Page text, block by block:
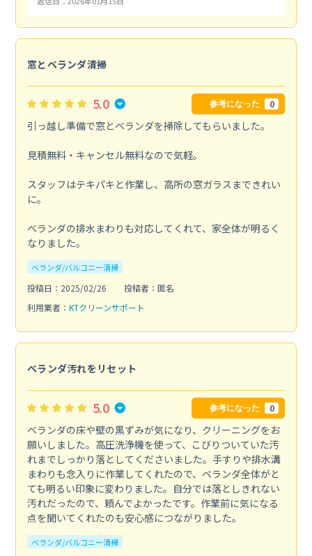
窓とベランダ清掃
5.0 参考になった 0
引っ越し準備で窓とベランダを掃除してもらいました。
見積無料・キャンセル無料なので気軽。
スタッフはテキパキと作業し、高所の窓ガラスまできれい
に。
ベランダの排水まわりも対応してくれて、家全体が明るく
なりました。
ベランダ/バルコニー清掃
投稿日：2025/02/26
投稿者：匿名
利用業者： KTクリーンサポート
ベランダ汚れをリセット
5.0 参考になった 0
ベランダの床や壁の黒ずみが気になり、クリーニングをお
願いしました。高圧洗浄機を使って、こびりついていた汚
れまでしっかり落としてくださいました。手すりや排水溝
まわりも念入りに作業してくれたので、ベランダ全体がと
ても明るい印象に変わりました。自分では落としきれない
汚れだったので、頼んでよかったです。作業前に気になる
点を聞いてくれたのも安心感につながりました。
ベランダ/バルコニー清掃